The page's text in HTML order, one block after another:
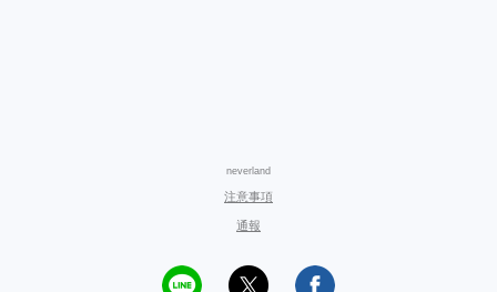
neverland
注意事項
通報